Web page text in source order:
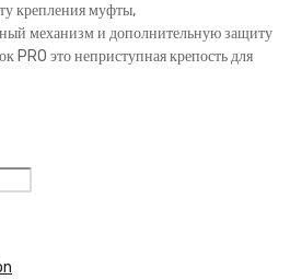
крепления муфты,
механизм и дополнительную защиту
PRO это неприступная крепость для